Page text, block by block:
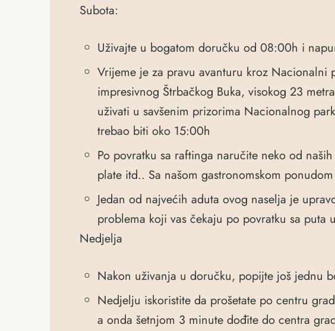
Subota:
Uživajte u bogatom doručku od 08:00h i
Vrijeme je za pravu avanturu kroz
impresivnog Štrbačkog Buka, visokog 23
uživati u savšenim prizorima Nacionalnog
trebao biti oko 15:00h
Po povratku sa raftinga naručite neko od
plate itd.. Sa našom gastronomskom
Jedan od najvećih aduta ovog naselja je
problema koji vas čekaju po povratku sa
Nedjelja
Nakon uživanja u doručku, popijte još jednu
Nedjelju iskoristite da prošetate po centru
a onda šetnjom 3 minute dođite do centra